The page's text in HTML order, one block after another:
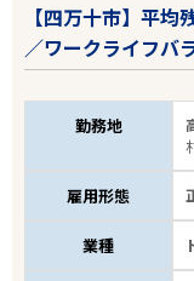
【四万十市】平
／ワークライフバ
勤務地
雇用形態
業種